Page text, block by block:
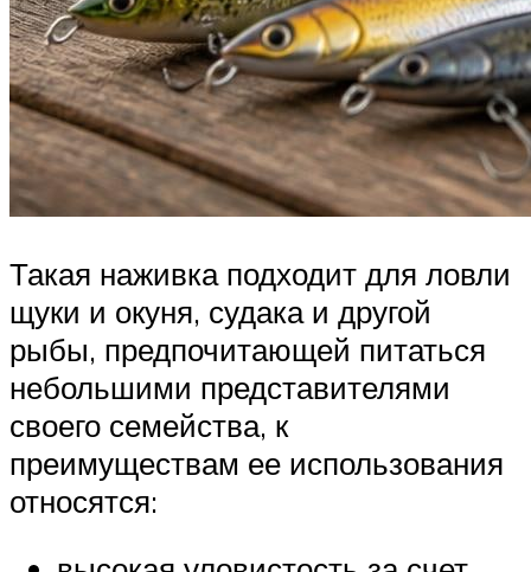
Такая наживка подходит для ловли
щуки и окуня, судака и другой
рыбы, предпочитающей питаться
небольшими представителями
своего семейства, к
преимуществам ее использования
относятся: